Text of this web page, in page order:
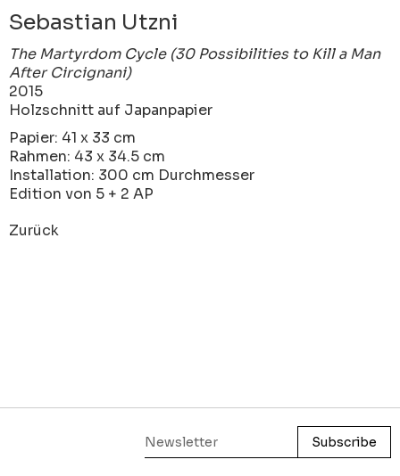
Sebastian Utzni
The Martyrdom Cycle (30 Possibilities to Kill a Man
After Circignani)
2015
Holzschnitt auf Japanpapier
Papier: 41 x 33 cm
Rahmen: 43 x 34.5 cm
Installation: 300 cm Durchmesser
Edition von 5 + 2 AP
Zurück